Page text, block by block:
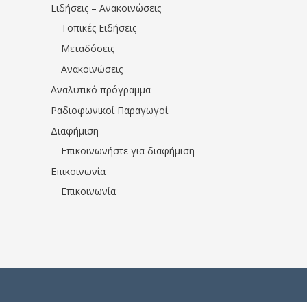
Ειδήσεις – Ανακοινώσεις
Τοπικές Ειδήσεις
Μεταδόσεις
Ανακοινώσεις
Αναλυτικό πρόγραμμα
Ραδιοφωνικοί Παραγωγοί
Διαφήμιση
Επικοινωνήστε για διαφήμιση
Επικοινωνία
Επικοινωνία